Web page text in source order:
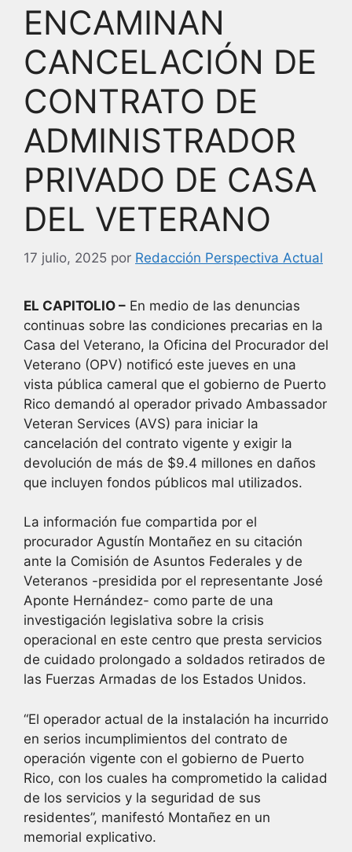
ENCAMINAN
CANCELACIÓN DE
CONTRATO DE
ADMINISTRADOR
PRIVADO DE CASA
DEL VETERANO
17 julio, 2025 por Redacción Perspectiva Actual
EL CAPITOLIO – En medio de las denuncias
continuas sobre las condiciones precarias en la
Casa del Veterano, la Oficina del Procurador del
Veterano (OPV) notificó este jueves en una
vista pública cameral que el gobierno de Puerto
Rico demandó al operador privado Ambassador
Veteran Services (AVS) para iniciar la
cancelación del contrato vigente y exigir la
devolución de más de $9.4 millones en daños
que incluyen fondos públicos mal utilizados.
La información fue compartida por el
procurador Agustín Montañez en su citación
ante la Comisión de Asuntos Federales y de
Veteranos -presidida por el representante José
Aponte Hernández- como parte de una
investigación legislativa sobre la crisis
operacional en este centro que presta servicios
de cuidado prolongado a soldados retirados de
las Fuerzas Armadas de los Estados Unidos.
“El operador actual de la instalación ha incurrido
en serios incumplimientos del contrato de
operación vigente con el gobierno de Puerto
Rico, con los cuales ha comprometido la calidad
de los servicios y la seguridad de sus
residentes”, manifestó Montañez en un
memorial explicativo.